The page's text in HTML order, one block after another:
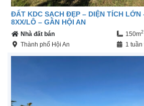
ĐẤT KDC SẠCH ĐẸP – DIỆN TÍCH LỚN
8XX/LÔ – GẦN HỘI AN
Nhà đất bán 150m2
Thành phố Hội An 1